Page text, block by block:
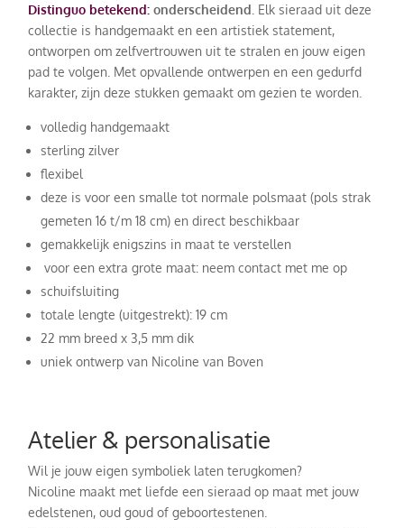
Distinguo betekend: onderscheidend. Elk sieraad uit deze
collectie is handgemaakt en een artistiek statement,
ontworpen om zelfvertrouwen uit te stralen en jouw eigen
pad te volgen. Met opvallende ontwerpen en een gedurfd
karakter, zijn deze stukken gemaakt om gezien te worden.
volledig handgemaakt
sterling zilver
flexibel
deze is voor een smalle tot normale polsmaat (pols strak
gemeten 16 t/m 18 cm) en direct beschikbaar
gemakkelijk enigszins in maat te verstellen
voor een extra grote maat: neem contact met me op
schuifsluiting
totale lengte (uitgestrekt): 19 cm
22 mm breed x 3,5 mm dik
uniek ontwerp van Nicoline van Boven
Atelier & personalisatie
Wil je jouw eigen symboliek laten terugkomen?
Nicoline maakt met liefde een sieraad op maat met jouw
edelstenen, oud goud of geboortestenen.